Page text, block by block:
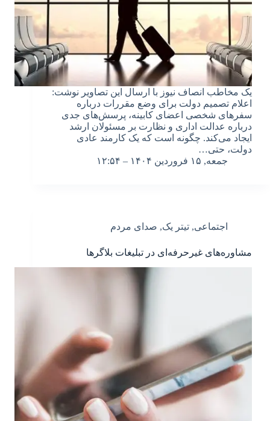
یک مخاطب انصاف نیوز با ارسال این تصاویر نوشت:
اعلام تصمیم دولت برای وضع مقررات درباره
سفرهای شخصی اعضای کابینه، پرسش‌های جدی
درباره عدالت اداری و نظارت بر مسئولان ارشد
ایجاد می‌کند. چگونه است که یک کارمند عادی
دولت، حتی…
جمعه, ۱۵ فروردین ۱۴۰۴ – ۱۲:۵۴
اجتماعی, تیتر یک, صدای مردم
مشاوره‌های غیرحرفه‌ای در تبلیغات بلاگرها